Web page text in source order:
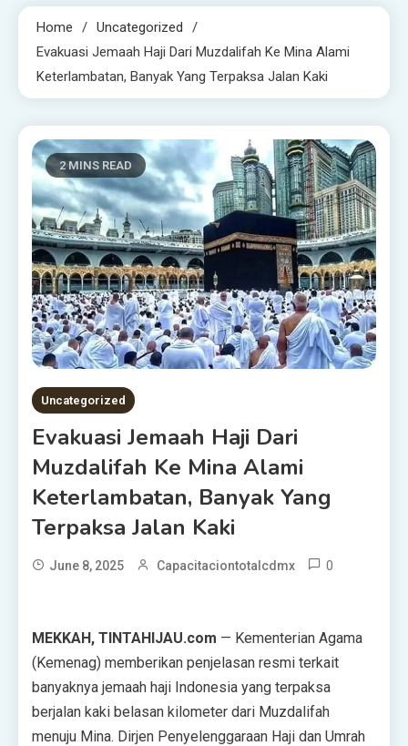
Home
Uncategorized
Evakuasi Jemaah Haji Dari Muzdalifah Ke Mina Alami
Keterlambatan, Banyak Yang Terpaksa Jalan Kaki
2 MINS READ
Uncategorized
Evakuasi Jemaah Haji Dari
Muzdalifah Ke Mina Alami
Keterlambatan, Banyak Yang
Terpaksa Jalan Kaki
June 8, 2025 Capacitaciontotalcdmx 0
MEKKAH, TINTAHIJAU.com — Kementerian Agama
(Kemenag) memberikan penjelasan resmi terkait
banyaknya jemaah haji Indonesia yang terpaksa
berjalan kaki belasan kilometer dari Muzdalifah
menuju Mina. Dirjen Penyelenggaraan Haji dan Umrah